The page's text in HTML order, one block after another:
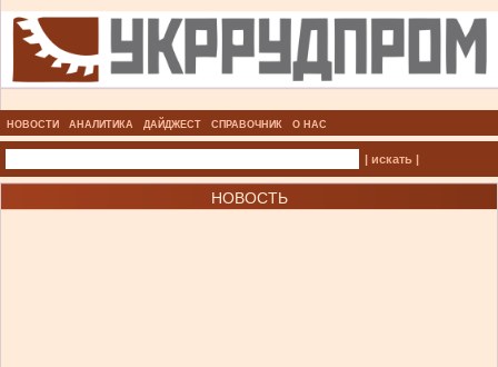
НОВОСТИ АНАЛИТИКА ДАЙДЖЕСТ СПРАВОЧНИК О НАС
| искать |
НОВОСТЬ